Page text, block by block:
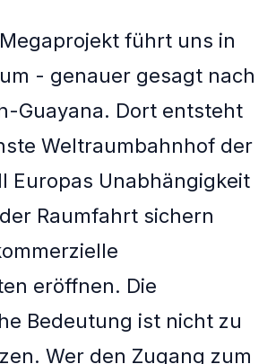
führt uns in
- genauer gesagt nach
Guayana. Dort entsteht
Weltraumbahnhof der
Europas Unabhängigkeit
Raumfahrt sichern
eröffnen. Die
Bedeutung ist nicht zu
Wer den Zugang zum